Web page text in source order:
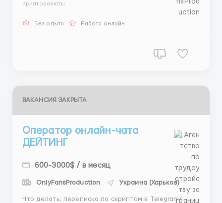
находить новых людей, помогать им сделать первый
шаг и зарабатывать на этом 📈 Что входит в работу:
Криптовалюты
Без опыта Работа онлайн
ВАКАНСИЯ ЗАКРЫТА
Оператор онлайн-чата
ДЕЙТИНГ
600-3000$ / в месяц
OnlyFansProduction Украина (Харьков)
Что делать: переписка по скриптам в Telegram/